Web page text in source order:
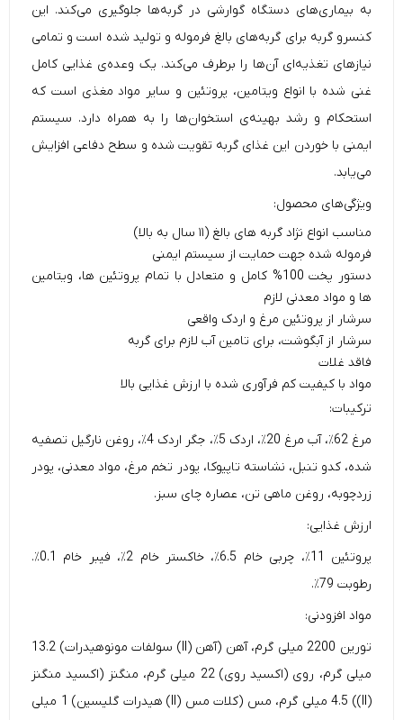
به بیماری‌های دستگاه گوارشی در گربه‌ها جلوگیری می‌کند. این
کنسرو گربه برای گربه‌های بالغ فرموله و تولید شده است و تمامی
نیاز‌های تغذیه‌ای آن‌ها را برطرف می‌کند. یک وعده‌ی غذایی کامل
غنی شده با انواع ویتامین، پروتئین و سایر مواد مغذی است که
استحکام و رشد بهینه‌ی استخوان‌ها را به همراه دارد. سیستم
ایمنی با خوردن این غذای گربه تقویت شده و سطح دفاعی افزایش
می‌یابد.
ویژگی‌های محصول:
مناسب انواع نژاد گربه های بالغ (۱۱ سال به بالا)
فرموله شده جهت حمایت از سیستم ایمنی
دستور پخت 100% کامل و متعادل با تمام پروتئین ها، ویتامین
ها و مواد معدنی لازم
سرشار از پروتئین مرغ و اردک واقعی
سرشار از آبگوشت، برای تامین آب لازم برای گربه
فاقد غلات
مواد با کیفیت کم فرآوری شده با ارزش غذایی بالا
ترکیبات:
مرغ 62٪، آب مرغ 20٪، اردک 5٪، جگر اردک 4٪، روغن نارگیل تصفیه
شده، کدو تنبل، نشاسته تاپیوکا، پودر تخم مرغ، مواد معدنی، پودر
زردچوبه، روغن ماهی تن، عصاره چای سبز.
ارزش غذایی:
پروتئین 11٪، چربی خام 6.5٪، خاکستر خام 2٪، فیبر خام 0.1٪.
رطوبت 79٪.
مواد افزودنی:
تورین 2200 میلی گرم، آهن (آهن (II) سولفات مونوهیدرات) 13.2
میلی گرم، روی (اکسید روی) 22 میلی گرم، منگنز (اکسید منگنز
(II)) 4.5 میلی گرم، مس (کلات مس (II) هیدرات گلیسین) 1 میلی